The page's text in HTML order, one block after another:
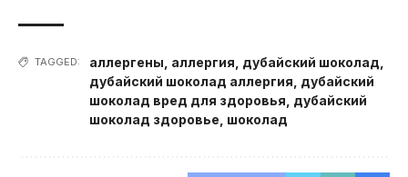
TAGGED: аллергены аллергия дубайский шоколад
дубайский шоколад аллергия дубайский
шоколад вред для здоровья дубайский
шоколад здоровье шоколад